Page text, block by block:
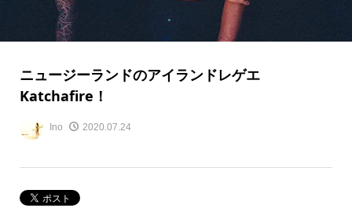
ニュージーランドのアイランドレゲエ
Katchafire！
Ino 2020.07.24